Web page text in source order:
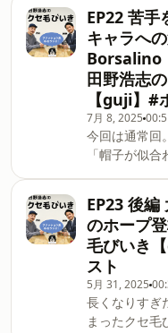
はありません
れる場合もご
い。実は西出
Nhttps://
【チャプター
と自己紹介
いつまで続く
06:20 田野の
https://
ご応募締切は
なっておりま
で当選者を発
ください。※
ております
回からプチリ
介03:20 本
24回目のク
リニューア
況報告
に…15:07 人
外出張の話
30:48 お悩
EP22 苦手
キャラへ
Borsalino
田野浩志
【guji】#
7月 8, 2025
今回は通常回
「帽子が似
【ヒーコびい
Borsalino（
ンハンチング
online.com/
のお悩み相談
https://
田野に悩み
EP23 後編
のホープ
毛びいき
スト
5月 31, 2025
長くなりすぎ
まったクセ毛